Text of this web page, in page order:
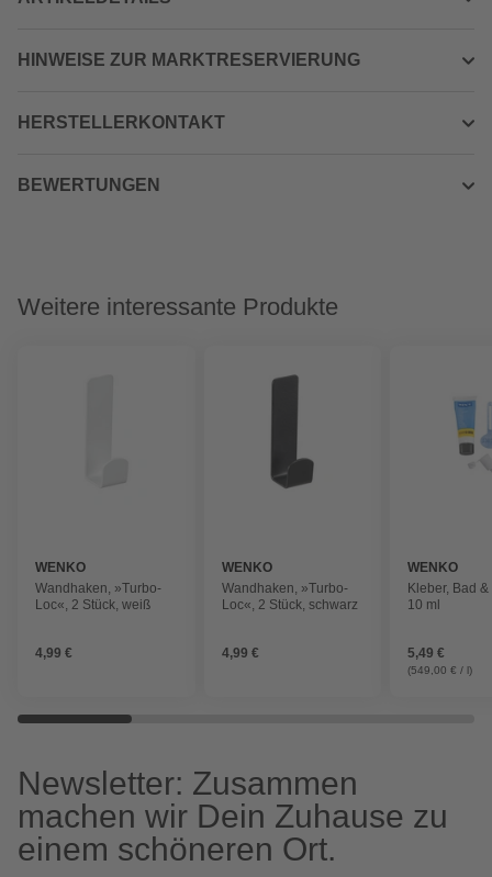
HINWEISE ZUR MARKTRESERVIERUNG
HERSTELLERKONTAKT
BEWERTUNGEN
Weitere interessante Produkte
WENKO
Wandhaken, »Turbo-
Loc«, 2 Stück, weiß
4,99 €
WENKO
Wandhaken, »Turbo-
Loc«, 2 Stück, schwarz
4,99 €
WENKO
Kleber, Bad &
10 ml
5,49 €
(549,00 € / l)
Newsletter: Zusammen
machen wir Dein Zuhause zu
einem schöneren Ort.